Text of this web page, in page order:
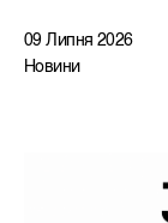
Новини
09 Липня 2026